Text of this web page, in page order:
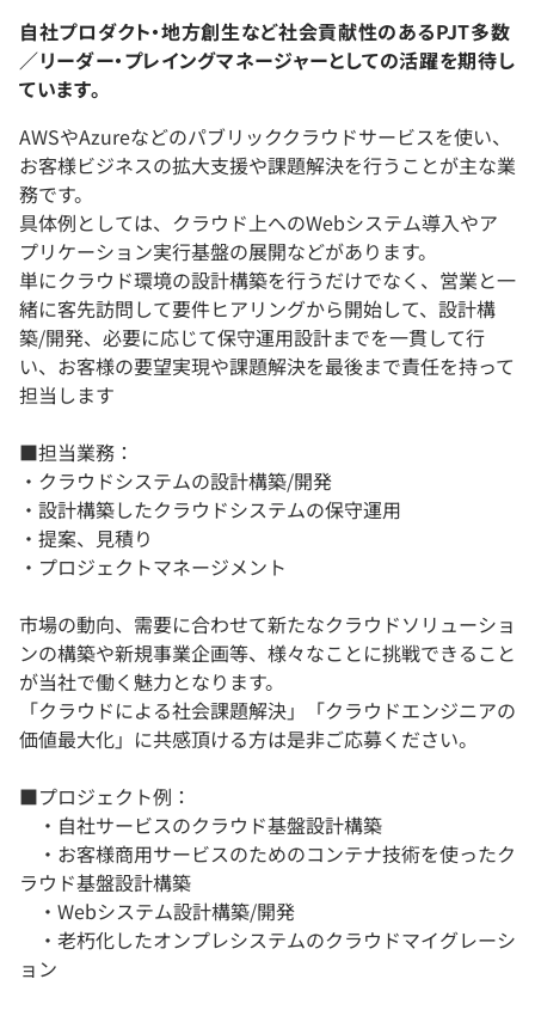
自社プロダクト・地方創生など社会貢献性のあるPJT多数
／リーダー・プレイングマネージャーとしての活躍を期待し
ています。
AWSやAzureなどのパブリッククラウドサービスを使い、
お客様ビジネスの拡大支援や課題解決を行うことが主な業
務です。
具体例としては、クラウド上へのWebシステム導入やア
プリケーション実行基盤の展開などがあります。
単にクラウド環境の設計構築を行うだけでなく、営業と一
緒に客先訪問して要件ヒアリングから開始して、設計構
築/開発、必要に応じて保守運用設計までを一貫して行
い、お客様の要望実現や課題解決を最後まで責任を持って
担当します
■担当業務：
・クラウドシステムの設計構築/開発
・設計構築したクラウドシステムの保守運用
・提案、見積り
・プロジェクトマネージメント
市場の動向、需要に合わせて新たなクラウドソリューショ
ンの構築や新規事業企画等、様々なことに挑戦できること
が当社で働く魅力となります。
「クラウドによる社会課題解決」「クラウドエンジニアの
価値最大化」に共感頂ける方は是非ご応募ください。
■プロジェクト例：
・自社サービスのクラウド基盤設計構築
・お客様商用サービスのためのコンテナ技術を使ったク
ラウド基盤設計構築
・Webシステム設計構築/開発
・老朽化したオンプレシステムのクラウドマイグレーシ
ョン